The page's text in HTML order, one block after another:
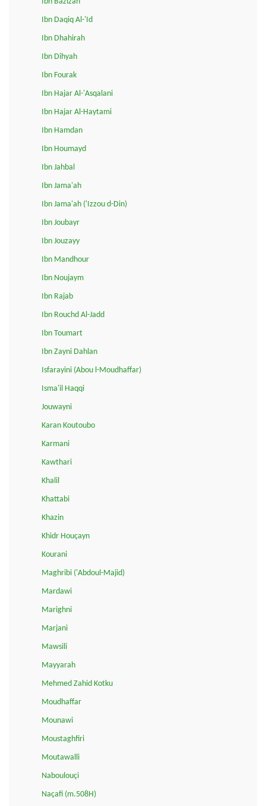
Ibn Daqiq Al-'Id
Ibn Dhahirah
Ibn Dihyah
Ibn Fourak
Ibn Hajar Al-'Asqalani
Ibn Hajar Al-Haytami
Ibn Hamdan
Ibn Houmayd
Ibn Jahbal
Ibn Jama'ah
Ibn Jama'ah ('Izzou d-Din)
Ibn Joubayr
Ibn Jouzayy
Ibn Mandhour
Ibn Noujaym
Ibn Rajab
Ibn Rouchd Al-Jadd
Ibn Toumart
Ibn Zayni Dahlan
Isfarayini (Abou l-Moudhaffar)
Isma'il Haqqi
Jouwayni
Karan Koutoubo
Karmani
Kawthari
Khalil
Khattabi
Khazin
Khidr Houçayn
Kourani
Maghribi ('Abdoul-Majid)
Mardawi
Marighni
Marjani
Mawsili
Mayyarah
Mehmed Zahid Kotku
Moudhaffar
Mounawi
Moustaghfiri
Moutawalli
Naboulouçi
Naçafi (m.508H)